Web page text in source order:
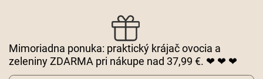
Mimoriadna ponuka: praktický krájač ovocia a
zeleniny ZDARMA pri nákupe nad 37,99 €. ❤ ❤ ❤